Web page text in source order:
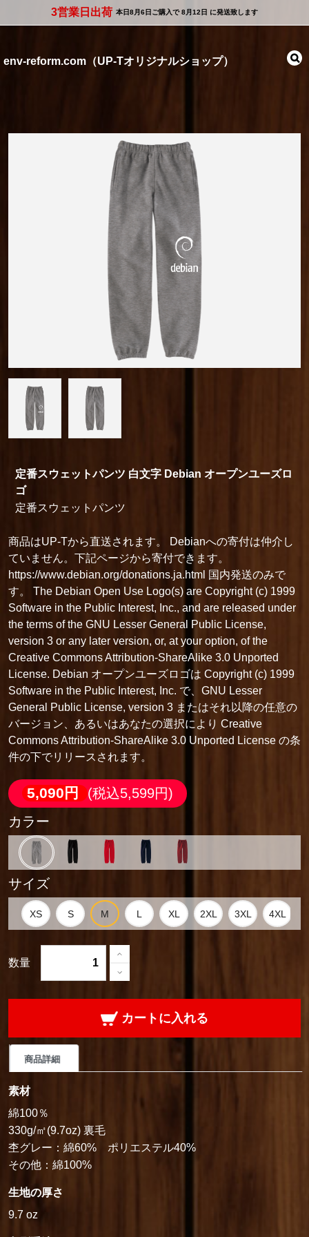
3営業日出荷 本日8月6日 ご購入で8月12日 に発送致します
env-reform.com（UP-Tオリジナルショップ）
定番スウェットパンツ 白文字 Debian オープンユーズロ
ゴ
定番スウェットパンツ
商品はUP-Tから直送されます。 Debianへの寄付は仲介し
ていません。下記ページから寄付できます。
https://www.debian.org/donations.ja.html 国内発送のみで
す。 The Debian Open Use Logo(s) are Copyright (c) 1999
Software in the Public Interest, Inc., and are released under
the terms of the GNU Lesser General Public License,
version 3 or any later version, or, at your option, of the
Creative Commons Attribution-ShareAlike 3.0 Unported
License. Debian オープンユーズロゴは Copyright (c) 1999
Software in the Public Interest, Inc. で、GNU Lesser
General Public License, version 3 またはそれ以降の任意の
バージョン、あるいはあなたの選択により Creative
Commons Attribution-ShareAlike 3.0 Unported License の条
件の下でリリースされます。
5,090円
(税込5,599円)
カラー
サイズ
数量
カートに入れる
商品詳細
素材
綿100％
330g/㎡(9.7oz) 裏毛
杢グレー：綿60% ポリエステル40%
その他：綿100%
生地の厚さ
9.7 oz